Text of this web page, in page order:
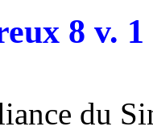
8 v. 1
du